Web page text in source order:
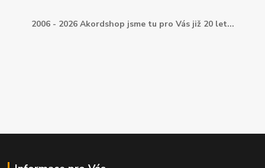
2006 - 2026 Akordshop jsme tu pro Vás již 20 let...